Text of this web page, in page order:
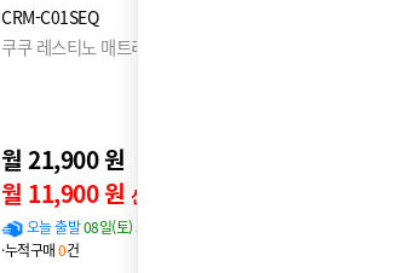
CRM-C01SEQ
쿠쿠 레스티노 매트리스 Q [경도: 미디엄/하드]
월 21,900 원 26,900원
월 11,900 원 신용카드 할인가
오늘 출발08일(토) 도착 확률
·누적구매0건